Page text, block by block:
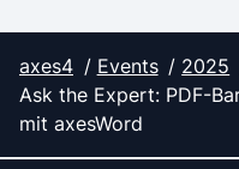
axes4 Events
2025
Ask the Expert: PDF-
mit axesWord